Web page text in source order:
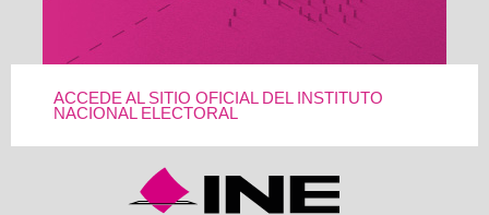
ACCEDE AL SITIO OFICIAL DEL INSTITUTO
NACIONAL ELECTORAL